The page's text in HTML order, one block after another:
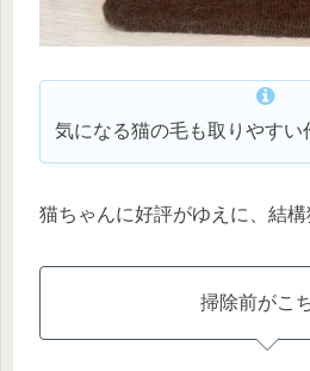
気になる猫の毛も取りやすい
猫ちゃんに好評がゆえに、結構
掃除前がこ